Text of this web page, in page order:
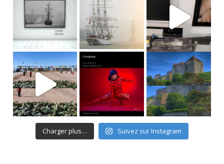
Charger plus… Suivez sur Instagram